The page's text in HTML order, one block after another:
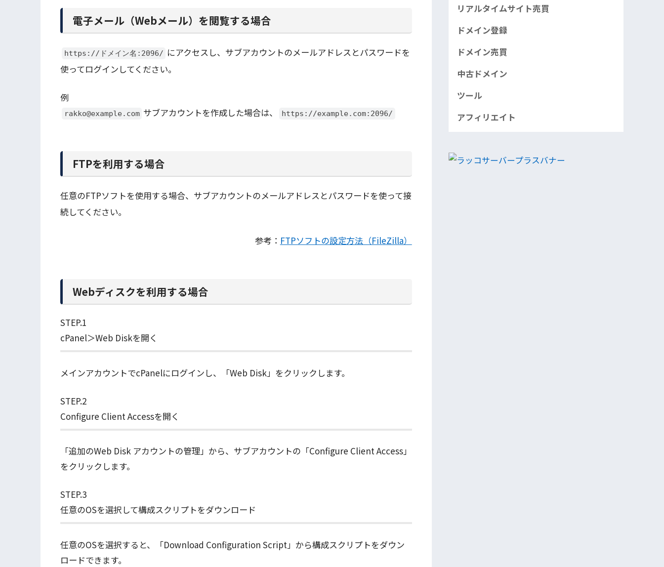
電子メール（Webメール）を閲覧する場合
https://ドメイン名:2096/ にアクセスし、サブアカウントのメールアドレスとパスワードを
使ってログインしてください。
例
rakko@example.com サブアカウントを作成した場合は、 https://example.com:2096/
FTPを利用する場合
任意のFTPソフトを使用する場合、サブアカウントのメールアドレスとパスワードを使って接
続してください。
参考： FTPソフトの設定方法（FileZilla）
Webディスクを利用する場合
STEP.1
cPanel＞Web Diskを開く
メインアカウントでcPanelにログインし、「Web Disk」をクリックします。
STEP.2
Configure Client Accessを開く
「追加のWeb Disk アカウントの管理」から、サブアカウントの「Configure Client Access」
をクリックします。
STEP.3
任意のOSを選択して構成スクリプトをダウンロード
任意のOSを選択すると、「Download Configuration Script」から構成スクリプトをダウン
ロードできます。
リアルタイムサイト売買
ドメイン登録
ドメイン売買
中古ドメイン
ツール
アフィリエイト